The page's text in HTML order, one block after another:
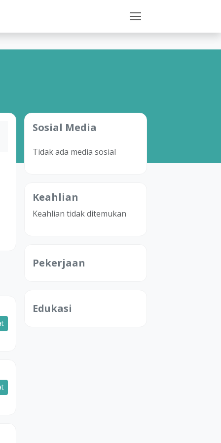
Sosial Media
Tidak ada media sosial
Keahlian
Keahlian tidak ditemukan
Pekerjaan
Edukasi